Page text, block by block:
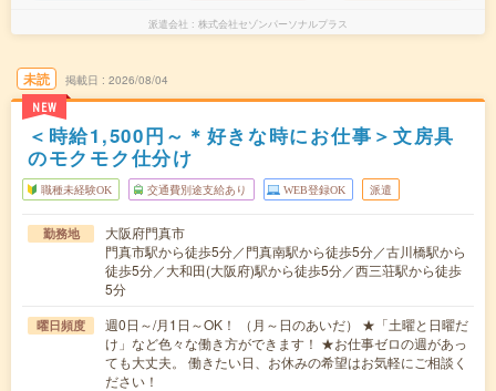
派遣会社 株式会社セゾンパーソナルプラス
未読
NEW
掲載日 2026/08/04
＜時給1,500円～＊好きな時にお仕事＞文房具
のモクモク仕分け
職種未経験OK 交通費別途支給あり WEB登録OK 派遣
勤務地
大阪府門真市
門真市駅から徒歩5分／門真南駅から徒歩5分／古川橋駅から
徒歩5分／大和田(大阪府)駅から徒歩5分／西三荘駅から徒歩
5分
曜日頻度
週0日～/月1日～OK！ （月～日のあいだ） ★「土曜と日曜だ
け」など色々な働き方ができます！ ★お仕事ゼロの週があっ
ても大丈夫。 働きたい日、お休みの希望はお気軽にご相談く
ださい！